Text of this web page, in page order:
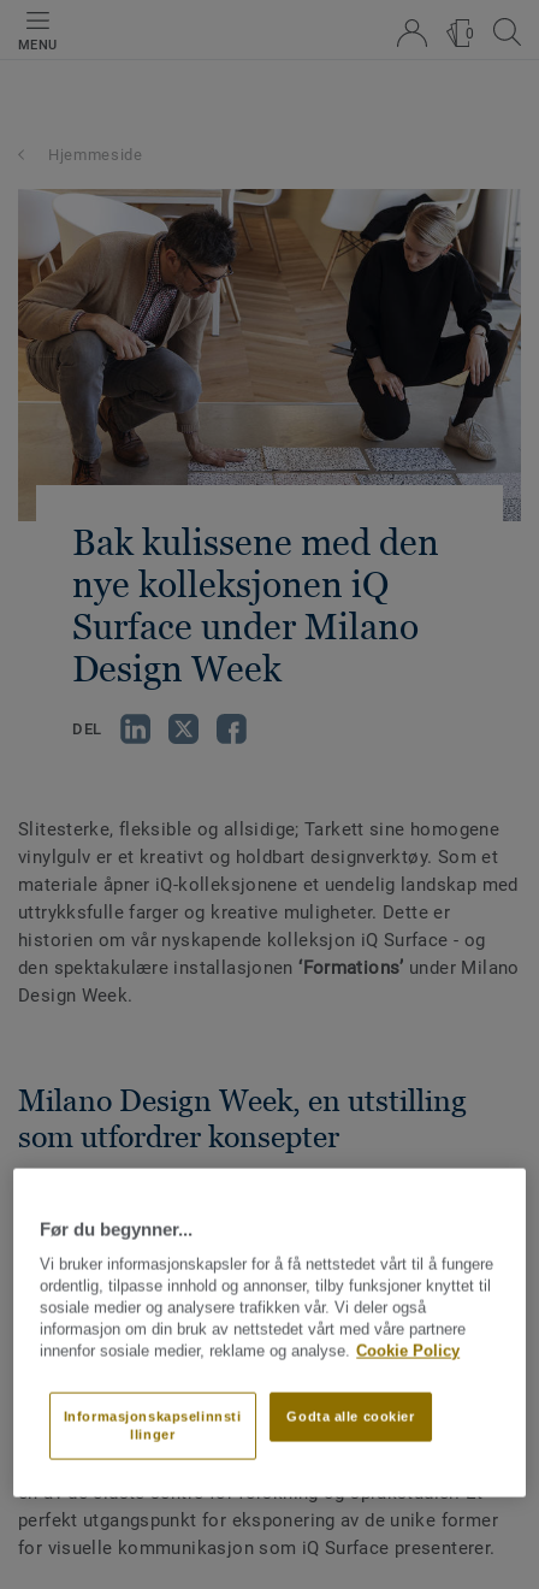
MENU
0
Hjemmeside
Bak kulissene med den
nye kolleksjonen iQ
Surface under Milano
Design Week
DEL
Slitesterke, fleksible og allsidige; Tarkett sine homogene
vinylgulv er et kreativt og holdbart designverktøy. Som et
materiale åpner iQ-kolleksjonene et uendelig landskap med
uttrykksfulle farger og kreative muligheter. Dette er
historien om vår nyskapende kolleksjon iQ Surface - og
den spektakulære installasjonen‘Formations’ under Milano
Design Week.
Milano Design Week, en utstilling
som utfordrer konsepter
handler mye av reisen om de gode samtalene
mellom jevnaldrende og kolleger - men også om
fortellingene som oppstår mellom konsepter og deres
publikum.
Milano Design Week er et utgangspunkt for nye ideer,
fra hele verden. Lanseringen av iQ Surface, og
installasjonen "Formations" finner sted i ikoniske Centro
Filologico Milanese. Et lokale gjennomsyret i tradisjonen;
en av de eldste sentre for forskning og språkstudier. Et
perfekt utgangspunkt for eksponering av de unike former
for visuelle kommunikasjon som iQ Surface presenterer.
Før du begynner...
Vi bruker informasjonskapsler for å få nettstedet vårt til å fungere
ordentlig, tilpasse innhold og annonser, tilby funksjoner knyttet til
sosiale medier og analysere trafikken vår. Vi deler også
informasjon om din bruk av nettstedet vårt med våre partnere
innenfor sosiale medier, reklame og analyse. Cookie Policy
Godta alle cookier
Informasjonskapselinnsti
llinger